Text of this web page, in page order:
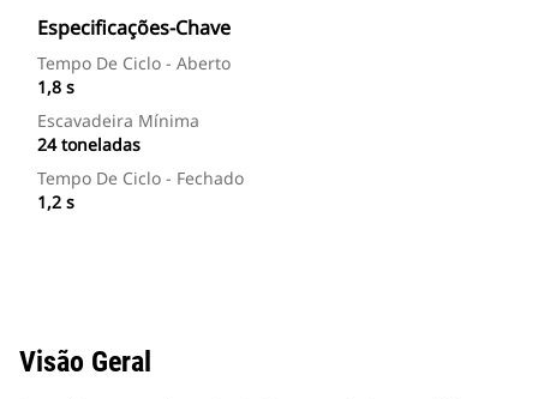
Especificações-Chave
Tempo De Ciclo - Aberto
1,8 s
Escavadeira Mínima
24 toneladas
Tempo De Ciclo - Fechado
1,2 s
Visão Geral